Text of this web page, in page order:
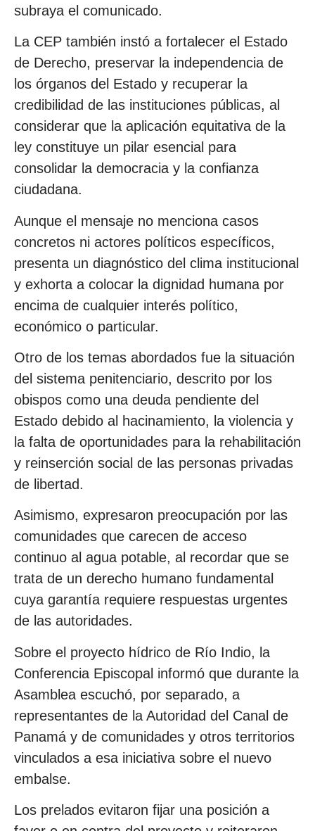
subraya el comunicado.
La CEP también instó a fortalecer el Estado
de Derecho, preservar la independencia de
los órganos del Estado y recuperar la
credibilidad de las instituciones públicas, al
considerar que la aplicación equitativa de la
ley constituye un pilar esencial para
consolidar la democracia y la confianza
ciudadana.
Aunque el mensaje no menciona casos
concretos ni actores políticos específicos,
presenta un diagnóstico del clima institucional
y exhorta a colocar la dignidad humana por
encima de cualquier interés político,
económico o particular.
Otro de los temas abordados fue la situación
del sistema penitenciario, descrito por los
obispos como una deuda pendiente del
Estado debido al hacinamiento, la violencia y
la falta de oportunidades para la rehabilitación
y reinserción social de las personas privadas
de libertad.
Asimismo, expresaron preocupación por las
comunidades que carecen de acceso
continuo al agua potable, al recordar que se
trata de un derecho humano fundamental
cuya garantía requiere respuestas urgentes
de las autoridades.
Sobre el proyecto hídrico de Río Indio, la
Conferencia Episcopal informó que durante la
Asamblea escuchó, por separado, a
representantes de la Autoridad del Canal de
Panamá y de comunidades y otros territorios
vinculados a esa iniciativa sobre el nuevo
embalse.
Los prelados evitaron fijar una posición a